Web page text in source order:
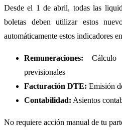
Desde el 1 de abril, todas las
boletas deben utilizar estos
automáticamente estos indicadores
Remuneraciones: Cálculo
previsionales
Facturación DTE: Emisión
Contabilidad: Asientos
No requiere acción manual de tu